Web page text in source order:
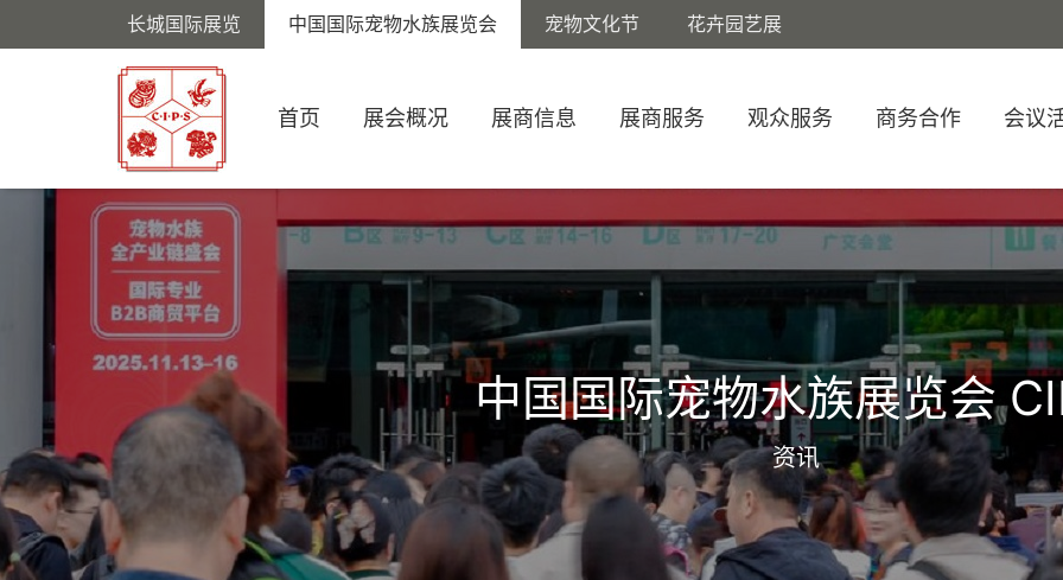
长城国际展览 中国国际宠物水族展览会 宠物文化节 花卉园艺展
首页 展会概况 展商信息 展商服务 观众服务 商务合作 会议
中国国际宠物水族展览会
资讯